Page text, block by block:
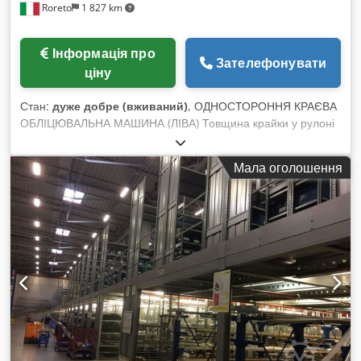
Roreto 1 827 km
ціну
Зателефонувати
Стан: дуже добре (вживаний), ОДНОСТОРОННЯ КРАЄВА
ОБЛІЦЮВАЛЬНА МАШИНА (ЛІВА) Товщина крайки у рулоні
(мін/макс), мм: 0,3 / 3 Товщина крайки у рейках / стрічках
(мін/макс), мм: 0,8 / 20 Товщина панелі (мін/макс), мм: 8 /
60 Система керування: ICOS Open Compact Швидкість
подачі, м/хв (регулюється): 6 – 30 Притиск зверху:
клиноремінний привід Регульована напрямна лінійка, з
ЧПК-керуванням Прифугувальний фрезерний агрегат з
ЧПК-керуванням 08.376 (4,5 кВт x 2) Лампи для нагріву
бічної поверхні заготовки Нанесення клею (гарячий розплав
+ попередній розплавлювач) 283.1513 + 283.201 Зона
притиску крайки Автоматичний магазин кромки для рулонів
(відділення №): 1 Обрізний агрегат 08.42 (0,66 кВт x 2),
макс. 30 м/хв, 0°-25° Фрезерний агрегат 08.055 (1,85 кВт x
2) 0°-30° Спрей-агрегат (для змащувальної рідини)
Мала оголошення